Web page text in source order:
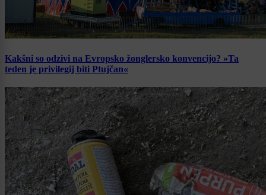
Kakšni so odzivi na Evropsko žonglersko konvencijo? »Ta
teden je privilegij biti Ptujčan«